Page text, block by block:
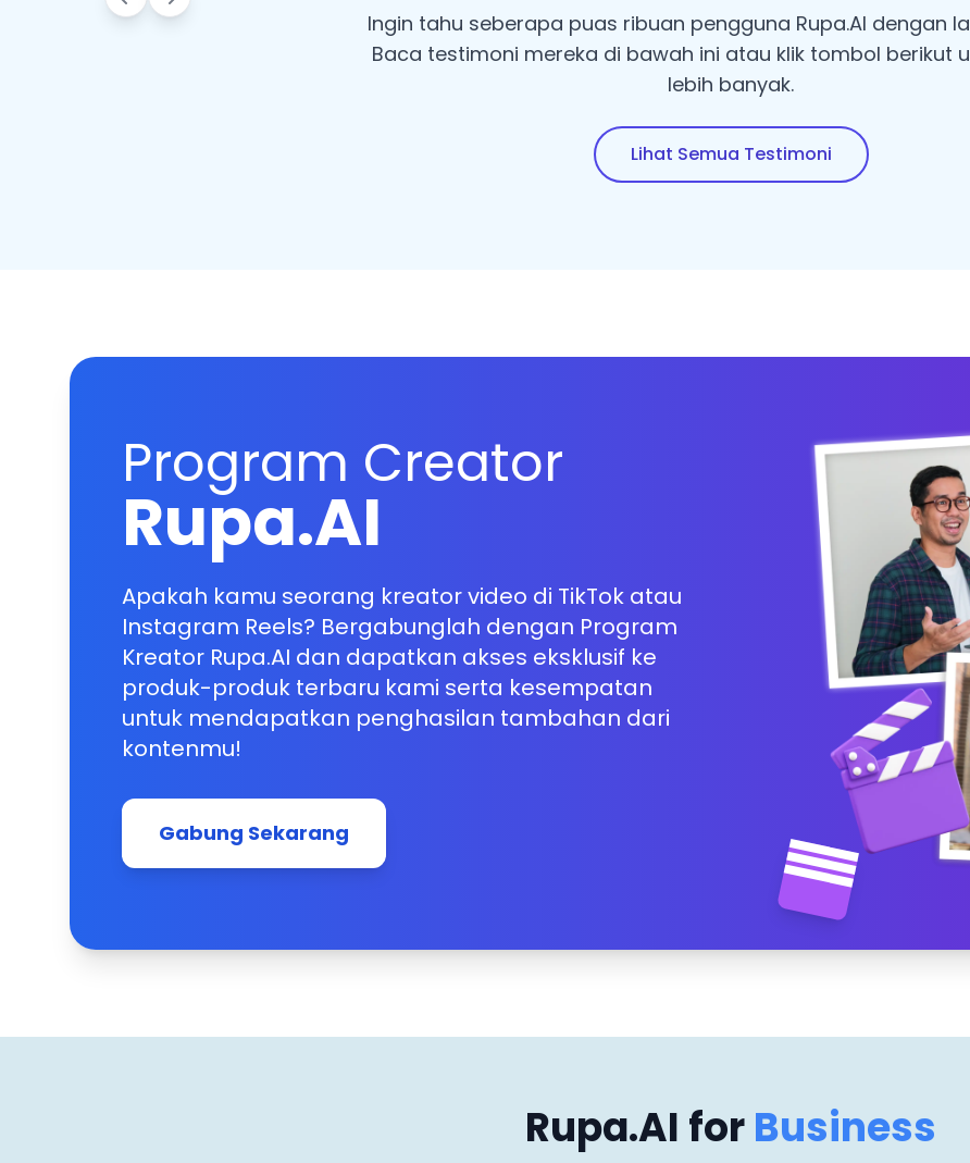
Ingin tahu seberapa puas ribuan pengguna Rupa.AI dengan
Baca testimoni mereka di bawah ini atau klik tombol berikut
lebih banyak.
Lihat Semua Testimoni
Program Creator
Rupa.AI
Apakah kamu seorang kreator video di TikTok atau
Instagram Reels? Bergabunglah dengan Program
Kreator Rupa.AI dan dapatkan akses eksklusif ke
produk-produk terbaru kami serta kesempatan
untuk mendapatkan penghasilan tambahan dari
kontenmu!
Gabung Sekarang
Rupa.AI forBusiness